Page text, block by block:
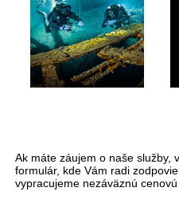
Ak máte záujem o naše služby,
formulár, kde Vám radi
vypracujeme nezáväznú cenovú